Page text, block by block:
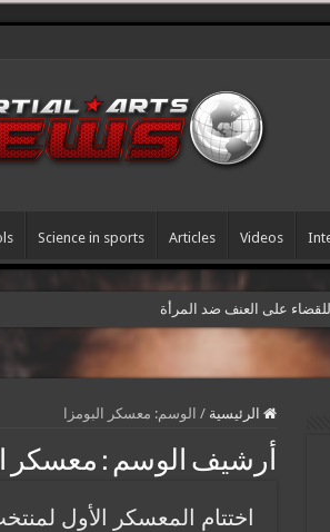
Videos
Articles
Science in sports
على العنف ضد المرأة
الرئيسية / الوسم: معسكر البومزا
أرشيف الوسم : معسكر
اختتام المعسكر الأول